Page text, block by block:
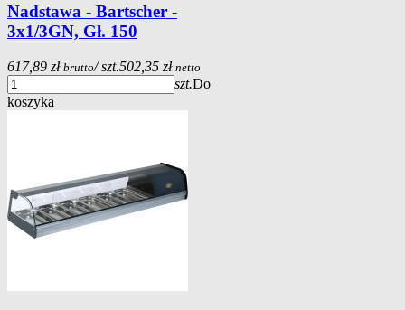
Nadstawa - Bartscher -
3x1/3GN, Gł. 150
617,89 zł brutto/ szt.502,35 zł netto
szt.Do
koszyka